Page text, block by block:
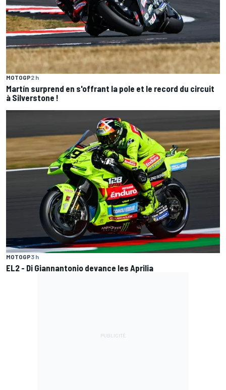
MOTOGP2 h
Martín surprend en s'offrant la pole et le record du circuit
à Silverstone !
MOTOGP3 h
EL2 - Di Giannantonio devance les Aprilia